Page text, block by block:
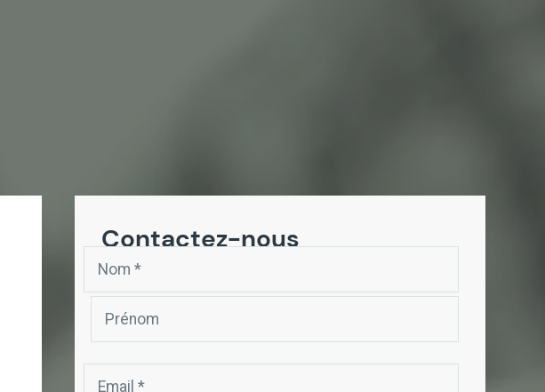
Contactez-nous